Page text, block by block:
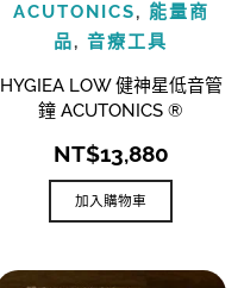
ACUTONICS, 能量商
品, 音療工具
HYGIEA LOW 健神星低音管
鐘 ACUTONICS ®
NT$13,880
加入購物車